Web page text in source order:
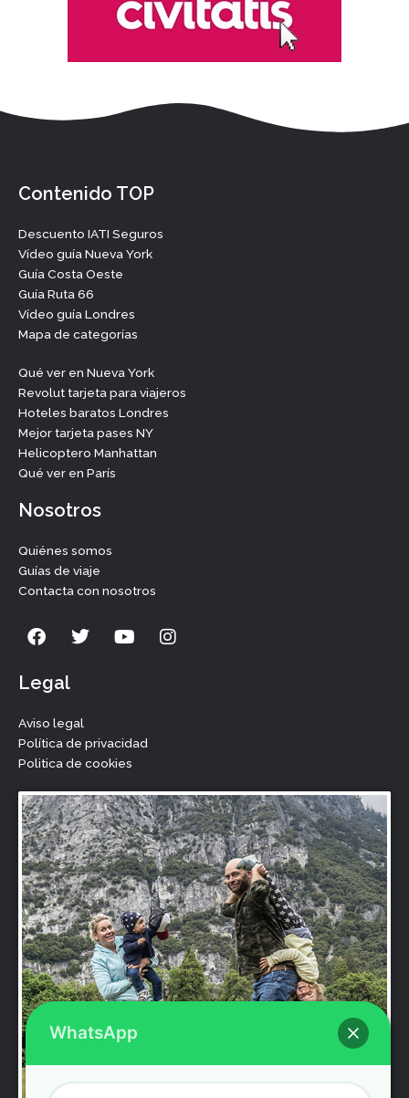
Contenido TOP
Descuento IATI Seguros
Vídeo guía Nueva York
Guía Costa Oeste
Guía Ruta 66
Vídeo guía Londres
Mapa de categorías
Qué ver en Nueva York
Revolut tarjeta para viajeros
Hoteles baratos Londres
Mejor tarjeta pases NY
Helicoptero Manhattan
Qué ver en París
Nosotros
Quiénes somos
Guías de viaje
Contacta con nosotros
F
a
e
b
o
o
k
T
w
e
r
Y
o
e
I
n
Legal
Aviso legal
Política de privacidad
Politica de cookies
WhatsApp